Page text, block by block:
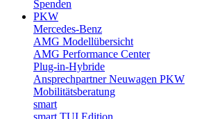
Spenden
PKW
Mercedes-Benz
AMG Modellübersicht
AMG Performance Center
Plug-in-Hybride
Ansprechpartner Neuwagen PKW
Mobilitätsberatung
smart
smart TUI Edition